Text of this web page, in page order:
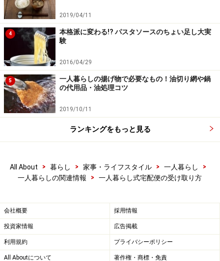
一人暮らしであれば、必要なときにだけ玄関先に出し、
普段は小さく収納できるものが便利です（おすすめ商
品：折りたたみ式布製宅配ボックス 受けとり上手）。
トラブル防止のため、「この中に入れてほしい」という
連絡をしておかないと荷物を置いていってくれない宅配
業者が多いので、きちんと指示をしてください。
なお、こういった簡易宅配ボックスには鍵はついていて
も完全な防犯機能があるわけではないので、大事なもの
や高価なものは入れてもらわないこと。荷物を紛失する
っぱなしというのはNG。必要なときにだけ出すように
次は、宅配便にまつわるトラブルを紹介します。危険な
目に遭うことのないよう、ぜひ心がけてほしいことです
>>
2019/04/11
4
本格派に変わる!? パスタソースのちょい足し大実
験
2016/04/29
5
一人暮らしの揚げ物で必要なもの！油切り網や鍋
の代用品・油処理コツ
2019/10/11
ランキングをもっと見る
All About > 暮らし > 家事・ライフスタイル > 一人暮らし
>
一人暮らしの関連情報
> 一人暮らし式宅配便の受け取り方
会社概要 採用情報
投資家情報 広告掲載
利用規約 プライバシーポリシー
All Aboutについて 著作権・商標・免責